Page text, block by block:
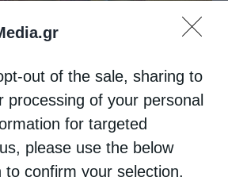
out of the sale, sharing to
processing of your personal
for targeted
please use the below
to confirm your selection.
μόνο έχω (Βίντεο)